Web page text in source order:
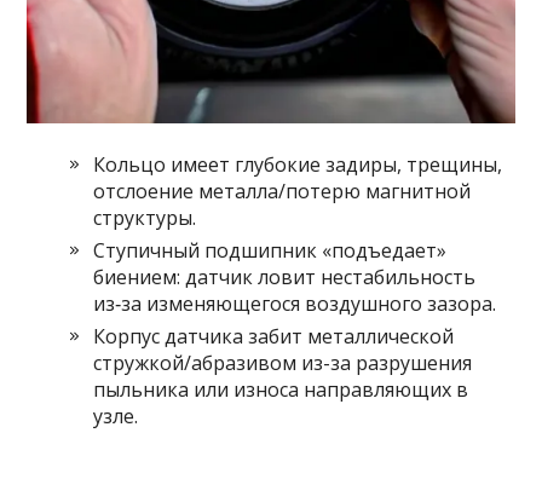
Кольцо имеет глубокие задиры, трещины,
отслоение металла/потерю магнитной
структуры.
Ступичный подшипник «подъедает»
биением: датчик ловит нестабильность
из‑за изменяющегося воздушного зазора.
Корпус датчика забит металлической
стружкой/абразивом из-за разрушения
пыльника или износа направляющих в
узле.